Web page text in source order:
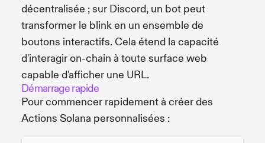
décentralisée ; sur Discord, un bot peut
transformer le blink en un ensemble de
boutons interactifs. Cela étend la capacité
d'interagir on-chain à toute surface web
capable d'afficher une URL.
Démarrage rapide
Pour commencer rapidement à créer des
Actions Solana personnalisées :